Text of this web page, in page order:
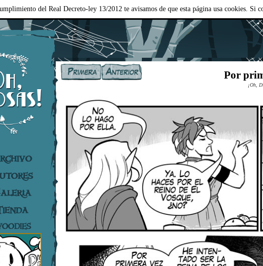
del Real Decreto-ley 13/2012 te avisamos de que esta página usa cookies. Si
Por
¡Oh,